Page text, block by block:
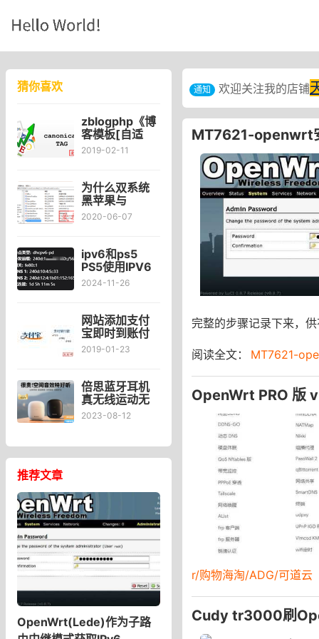
猜你喜欢
zblogphp《博
客模板[自适
应]》主题优化
标签判断命令
2019-02-11
为什么双系统
黑苹果与
Windows系统
Windows系统
时间不一样慢8
小时
2020-06-07
ipv6和ps5
PS5使用IPV6
网页显示无法
2024-11-26
网站添加支付
宝即时到账付
款POST捐赠按
2019-01-23
倍思蓝牙耳机
真无线运动无
延迟适用于苹
w04超长待机
噪粉色
_baseus倍思
旗舰店
2023-08-12
推荐文章
OpenWrt(Lede)作为子路
通知 欢迎关注我的店铺
MT7621-openwrt
完整的步骤记录下来，
阅读全文： MT7621-
OpenWrt PRO 版
r/购物海淘/ADG/可道云
Cudy tr3000刷